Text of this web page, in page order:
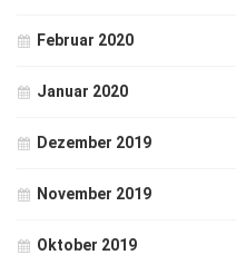
Februar 2020
Januar 2020
Dezember 2019
November 2019
Oktober 2019